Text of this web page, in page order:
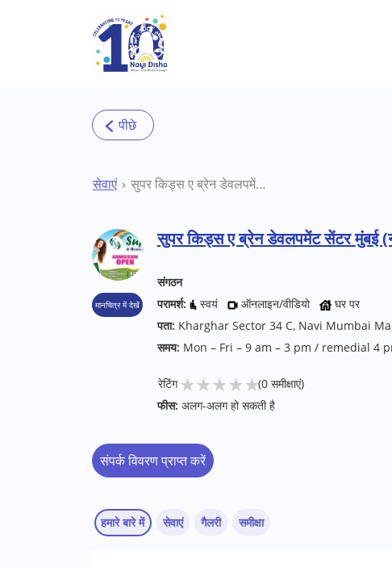
Skip to main content
सेवाएं सुपर किड्स ए ब्रेन डेवलपमेंट सेंटर मुंबई (नवी मुंबई) स्पेशल स्कूल
मानचित्र में देखें
सुपर किड्स ए ब्रेन डेवलपमेंट सेंटर मुंबई
संगठन
परामर्श:
स्वयं ऑनलाइन/वीडियो
घर पर
पता: Kharghar Sector 34 C, Navi Mumbai
समय: Mon – Fri – 9 am – 3 pm / remedial 4
रेटिंग ★★★★★(0 समीक्षाएं)
फीस: अलग-अलग हो सकती है
संपर्क विवरण प्राप्त करें
हमारे बारे में सेवाएं गैलरी समीक्षा